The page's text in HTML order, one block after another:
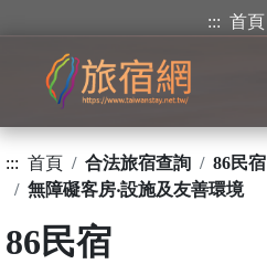
::: 首頁
::: 首頁 合法旅宿查詢
86民宿
無障礙客房‧設施及友善環境
86民宿